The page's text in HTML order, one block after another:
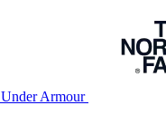
Under Armour